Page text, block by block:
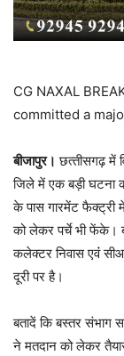
CG NAXAL
committed a
बीजापुर। छत्‍तीसगढ़ में
जिले में एक बड़ी घटना
के पास गारमेंट फैक्ट्री
को लेकर पर्चे भी फेंके।
कलेक्टर निवास एवंं
दूरी पर है।
बतादें कि बस्‍तर संभाग
ने मतदान को लेकर